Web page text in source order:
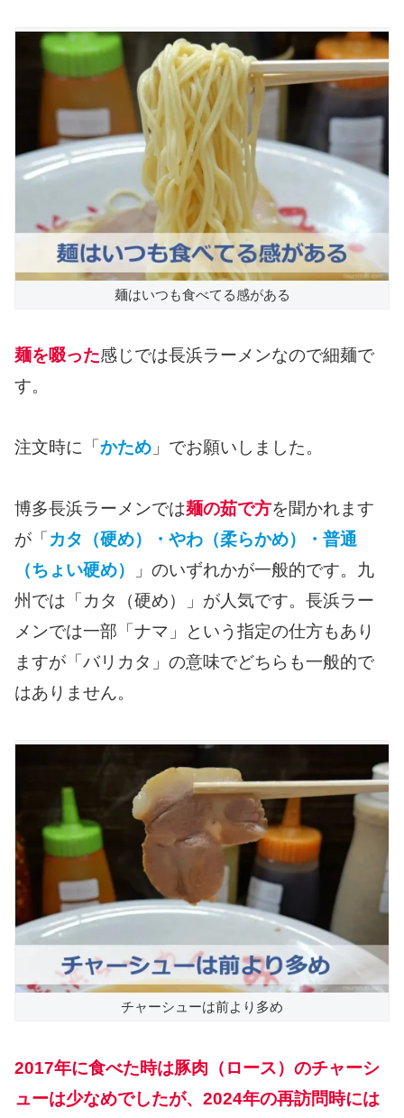
麺はいつも食べてる感がある
麺を啜った感じでは長浜ラーメンなので細麺で
す。
注文時に「 かため 」でお願いしました。
博多長浜ラーメンでは麺の茹で方を聞かれます
が「 カタ（硬め）・やわ（柔らかめ）・普通
（ちょい硬め）
」のいずれかが一般的です。九
州では「カタ（硬め）」が人気です。長浜ラー
メンでは一部「ナマ」という指定の仕方もあり
ますが「バリカタ」の意味でどちらも一般的で
はありません。
チャーシューは前より多め
2017年に食べた時は豚肉（ロース）のチャーシ
ューは少なめでしたが、2024年の再訪問時には